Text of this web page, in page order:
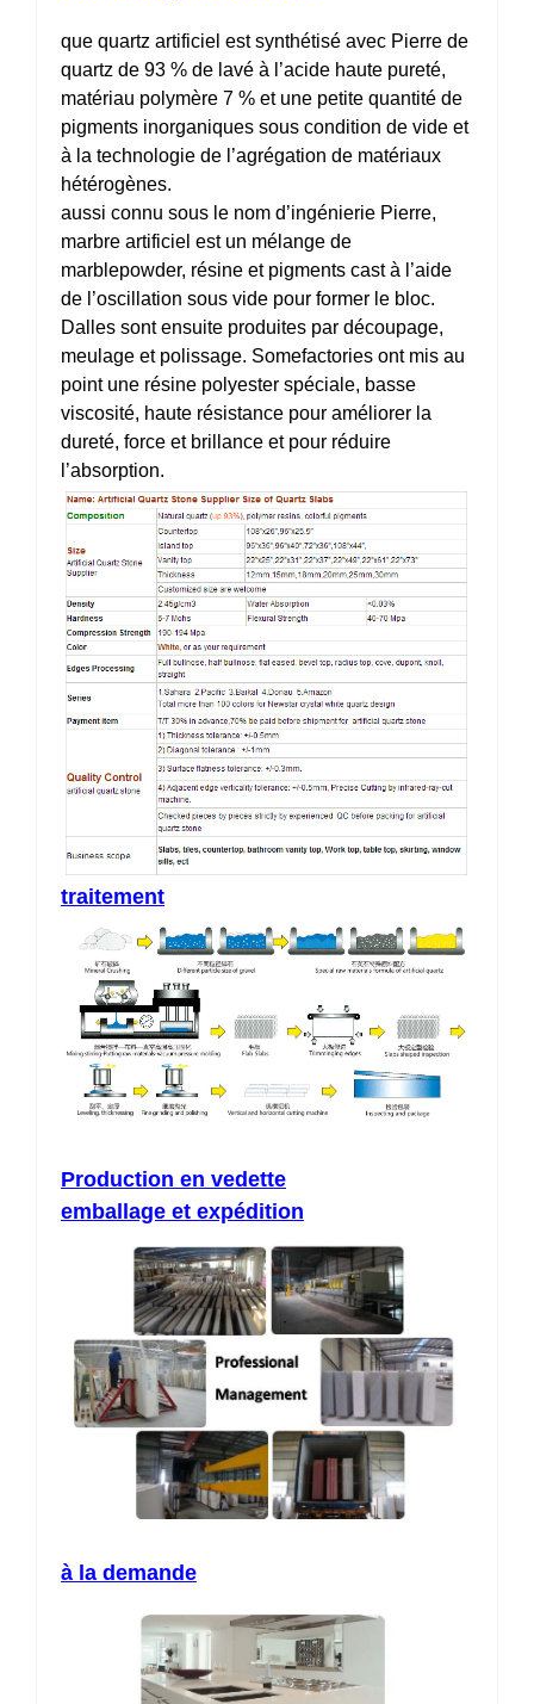
que quartz artificiel est synthétisé avec Pierre de
quartz de 93 % de lavé à l’acide haute pureté,
matériau polymère 7 % et une petite quantité de
pigments inorganiques sous condition de vide et
à la technologie de l’agrégation de matériaux
hétérogènes.
aussi connu sous le nom d’ingénierie Pierre,
marbre artificiel est un mélange de
marblepowder, résine et pigments cast à l’aide
de l’oscillation sous vide pour former le bloc.
Dalles sont ensuite produites par découpage,
meulage et polissage. Somefactories ont mis au
point une résine polyester spéciale, basse
viscosité, haute résistance pour améliorer la
dureté, force et brillance et pour réduire
l’absorption.
traitement
Production en vedette
emballage et expédition
à la demande